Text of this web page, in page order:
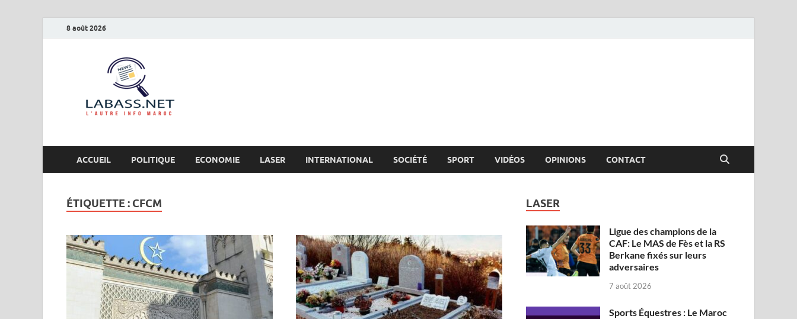
8 août 2026
ACCUEIL POLITIQUE ECONOMIE LASER INTERNATIONAL SOCIÉTÉ SPORT VIDÉOS OPINIONS CONTACT
ÉTIQUETTE : CFCM LASER
Ligue des champions de la
CAF: Le MAS de Fès et la RS
Berkane fixés sur leurs
adversaires
7 août 2026
Sports Équestres : Le Maroc